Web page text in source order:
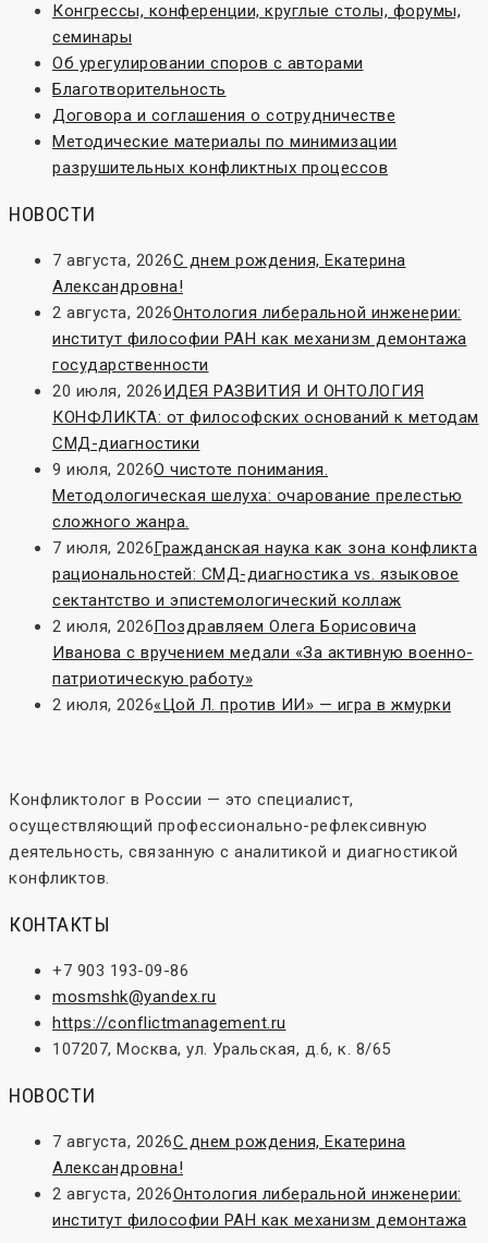
Конгрессы, конференции, круглые столы, форумы,
семинары
Об урегулировании споров с авторами
Благотворительность
Договора и соглашения о сотрудничестве
Методические материалы по минимизации
разрушительных конфликтных процессов
НОВОСТИ
7 августа, 2026С днем рождения, Екатерина
Александровна!
2 августа, 2026Онтология либеральной инженерии:
институт философии РАН как механизм демонтажа
государственности
20 июля, 2026 ИДЕЯ РАЗВИТИЯ И ОНТОЛОГИЯ
КОНФЛИКТА: от философских оснований к методам
СМД-диагностики
9 июля, 2026О чистоте понимания.
Методологическая шелуха: очарование прелестью
сложного жанра.
7 июля, 2026 Гражданская наука как зона конфликта
рациональностей: СМД-диагностика vs. языковое
сектантство и эпистемологический коллаж
2 июля, 2026 Поздравляем Олега Борисовича
Иванова с вручением медали «За активную военно-
патриотическую работу»
2 июля, 2026«Цой Л. против ИИ» — игра в жмурки
Конфликтолог в России — это специалист,
осуществляющий профессионально-рефлексивную
деятельность, связанную с аналитикой и диагностикой
конфликтов.
КОНТАКТЫ
+7 903 193-09-86
mosmshk@yandex.ru
https://conflictmanagement.ru
107207, Москва, ул. Уральская, д.6, к. 8/65
НОВОСТИ
7 августа, 2026С днем рождения, Екатерина
Александровна!
2 августа, 2026Онтология либеральной инженерии:
институт философии РАН как механизм демонтажа